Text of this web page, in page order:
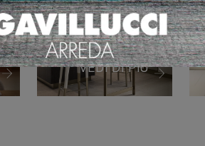
VEDI DI PIÙ